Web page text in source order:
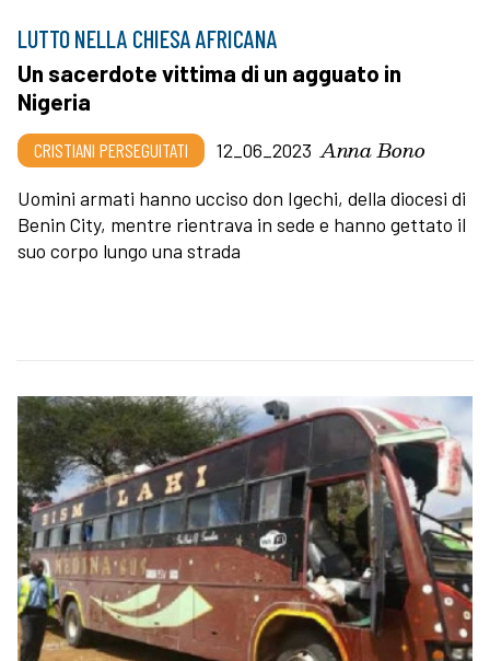
LUTTO NELLA CHIESA AFRICANA
Un sacerdote vittima di un agguato in
Nigeria
CRISTIANI PERSEGUITATI 12_06_2023 Anna Bono
Uomini armati hanno ucciso don Igechi, della diocesi di
Benin City, mentre rientrava in sede e hanno gettato il
suo corpo lungo una strada